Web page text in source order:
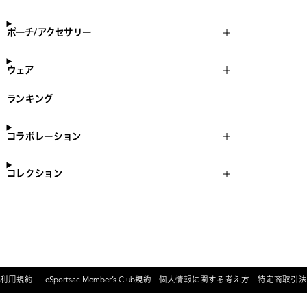
ポーチ/アクセサリー
ウェア
ランキング
コラボレーション
コレクション
利用規約 LeSportsac Member’s Club規約 個人情報に関する考え方 特定商取引